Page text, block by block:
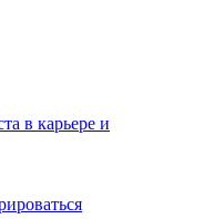
в карьере и